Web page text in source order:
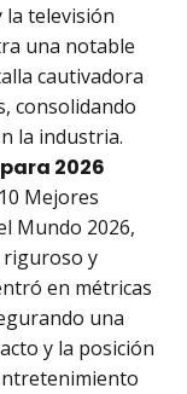
la televisión
una notable
cautivadora
consolidando
la industria.
2026
Mejores
Mundo 2026,
riguroso y
en métricas
una
y la posición